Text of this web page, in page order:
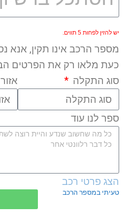
יש להזין לפחות 5 תווים.
מספר הרכב אינו תקין, אנא
כעת מלאו רק את הפרטים
סוג התקלה
ספר לנו עוד
הצג פרטי רכב
טעיתי במספר הרכב